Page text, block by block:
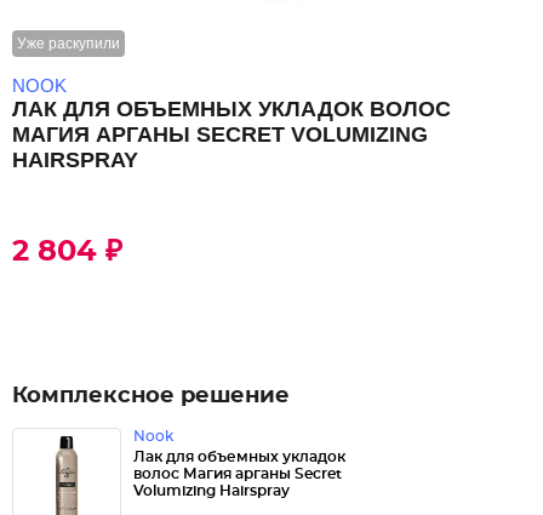
Уже раскупили
NOOK
ЛАК ДЛЯ ОБЪЕМНЫХ УКЛАДОК ВОЛОС
МАГИЯ АРГАНЫ SECRET VOLUMIZING
HAIRSPRAY
2 804 ₽
Комплексное решение
Nook
Лак для объемных укладок
волос Магия арганы Secret
Volumizing Hairspray